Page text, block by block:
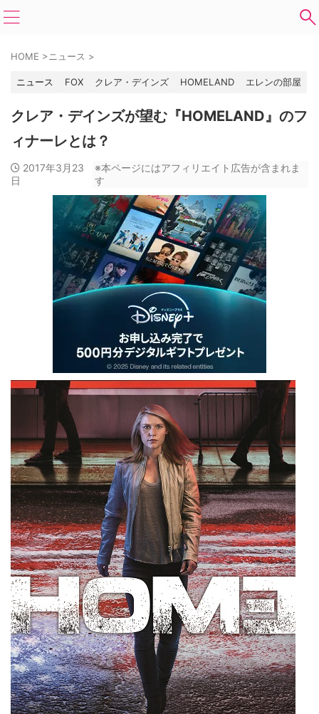
HOME >ニュース >
ニュース FOX クレア・デインズ HOMELAND エレンの部屋
クレア・デインズが望む『HOMELAND』のフ
ィナーレとは？
2017年3月23
日
※本ページにはアフィリエイト広告が含まれま
す